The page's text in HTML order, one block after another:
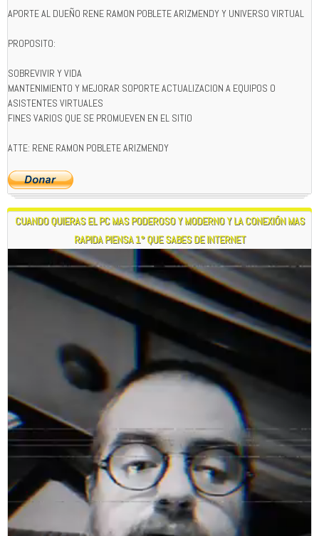
APORTE AL DUEÑO RENE RAMON POBLETE ARIZMENDY Y UNIVERSO VIRTUAL
PROPOSITO:
SOBREVIVIR Y VIDA
MANTENIMIENTO Y MEJORAR SOPORTE ACTUALIZACION A EQUIPOS O
ASISTENTES VIRTUALES
FINES VARIOS QUE SE PROMUEVEN EN EL SITIO
ATTE: RENE RAMON POBLETE ARIZMENDY
CUANDO QUIERAS EL PC MAS PODEROSO Y MODERNO Y LA CONEXIÓN MAS
RAPIDA PIENSA 1° QUE SABES DE INTERNET
Reproductor
de